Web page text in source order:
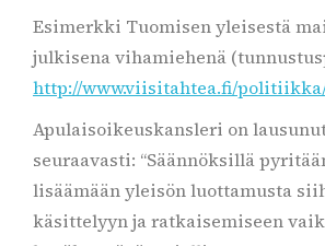
Esimerkki Tuomisen yleisestä
julkisena vihamiehenä
http://www.viisitahtea.fi/politiikka/
Apulaisoikeuskansleri on lausunut
seuraavasti: “Säännöksillä
lisäämään yleisön luottamusta
käsittelyyn ja ratkaisemiseen